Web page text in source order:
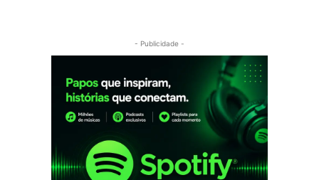
- Publicidade -